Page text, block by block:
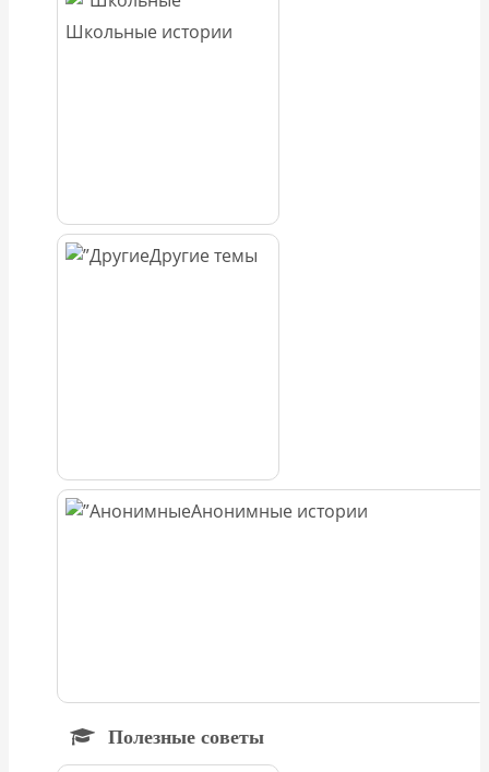
Школьные истории
Другие темы
Анонимные истории
Полезные советы